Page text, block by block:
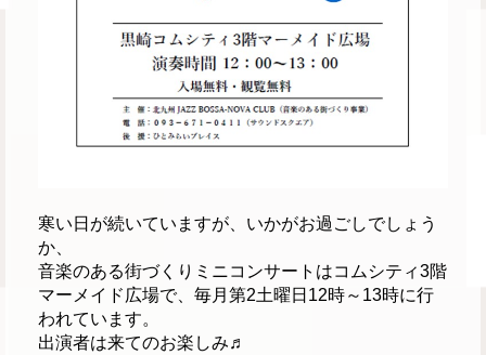
寒い日が続いていますが、いかがお過ごしでしょう
か、
音楽のある街づくりミニコンサートはコムシティ3階
マーメイド広場で、毎月第2土曜日12時～13時に行
われています。
出演者は来てのお楽しみ♬